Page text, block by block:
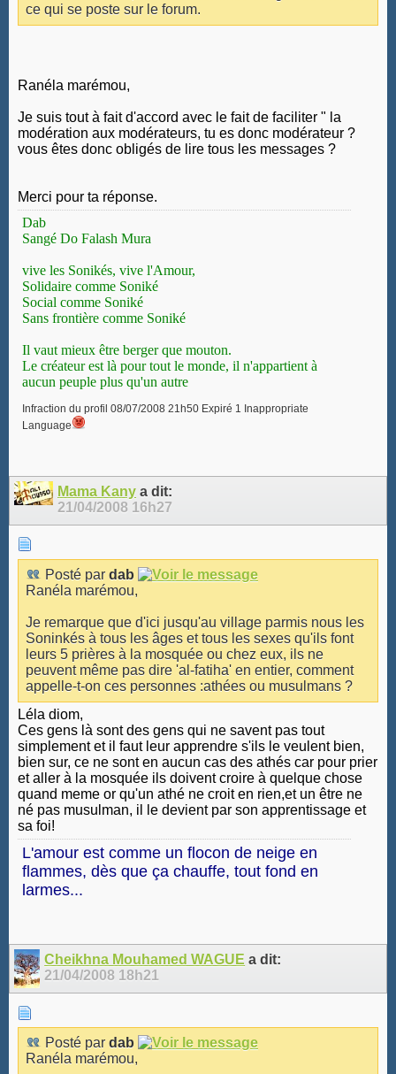
ce qui se poste sur le forum.
Ranéla marémou,
Je suis tout à fait d'accord avec le fait de faciliter " la
modération aux modérateurs, tu es donc modérateur ?
vous êtes donc obligés de lire tous les messages ?
Merci pour ta réponse.
Dab
Sangé Do Falash Mura
vive les Sonikés, vive l'Amour,
Solidaire comme Soniké
Social comme Soniké
Sans frontière comme Soniké
Il vaut mieux être berger que mouton.
Le créateur est là pour tout le monde, il n'appartient à
aucun peuple plus qu'un autre
Infraction du profil 08/07/2008 21h50 Expiré 1 Inappropriate
Language
Mama Kany a dit:
21/04/2008 16h27
Posté par dab
Ranéla marémou,
Je remarque que d'ici jusqu'au village parmis nous les
Soninkés à tous les âges et tous les sexes qu'ils font
leurs 5 prières à la mosquée ou chez eux, ils ne
peuvent même pas dire 'al-fatiha' en entier, comment
appelle-t-on ces personnes :athées ou musulmans ?
Léla diom,
Ces gens là sont des gens qui ne savent pas tout
simplement et il faut leur apprendre s'ils le veulent bien,
bien sur, ce ne sont en aucun cas des athés car pour prier
et aller à la mosquée ils doivent croire à quelque chose
quand meme or qu'un athé ne croit en rien,et un être ne
né pas musulman, il le devient par son apprentissage et
sa foi!
L'amour est comme un flocon de neige en
flammes, dès que ça chauffe, tout fond en
larmes...
Cheikhna Mouhamed WAGUE a dit:
21/04/2008 18h21
Posté par dab
Ranéla marémou,